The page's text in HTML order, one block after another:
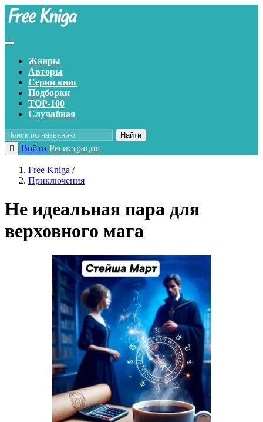
Жанры
Авторы
Серии книг
Подборки
TOP-100
Случайная
Найти
Войти Регистрация
Free Kniga /
Приключения
Не идеальная пара для
верховного мага